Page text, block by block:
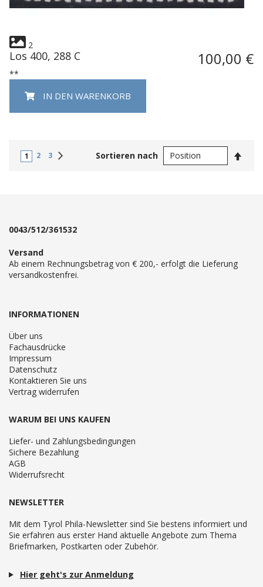
2
Los 400, 288 C 100,00 €
**
IN DEN WARENKORB
1 2 3 Sortieren nach
0043/512/361532
Versand
Ab einem Rechnungsbetrag von € 200,- erfolgt die Lieferung
versandkostenfrei.
INFORMATIONEN
Über uns
Fachausdrücke
Impressum
Datenschutz
Kontaktieren Sie uns
Vertrag widerrufen
WARUM BEI UNS KAUFEN
Liefer- und Zahlungsbedingungen
Sichere Bezahlung
AGB
Widerrufsrecht
NEWSLETTER
Mit dem Tyrol Phila-Newsletter sind Sie bestens informiert und
Sie erfahren aus erster Hand aktuelle Angebote zum Thema
Briefmarken, Postkarten oder Zubehör.
Hier geht's zur Anmeldung